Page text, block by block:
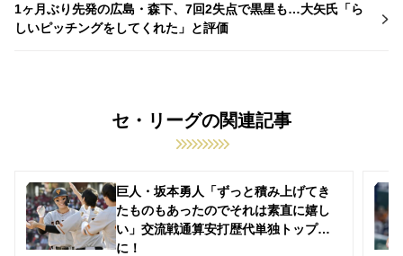
1ヶ月ぶり先発の広島・森下、7回2失点で黒星も…大矢氏「ら
しいピッチングをしてくれた」と評価
セ・リーグの関連記事
巨人・坂本勇人「ずっと積み上げてき
たものもあったのでそれは素直に嬉し
い」交流戦通算安打歴代単独トップ
に！